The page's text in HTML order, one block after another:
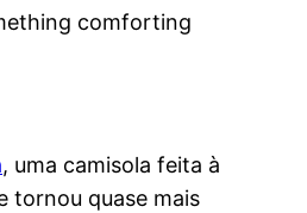
comforting
, uma camisola feita à
tornou quase mais